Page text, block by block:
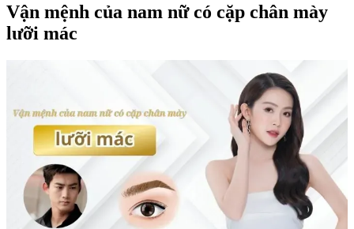
Vận mệnh của nam nữ có cặp chân mày
lưỡi mác